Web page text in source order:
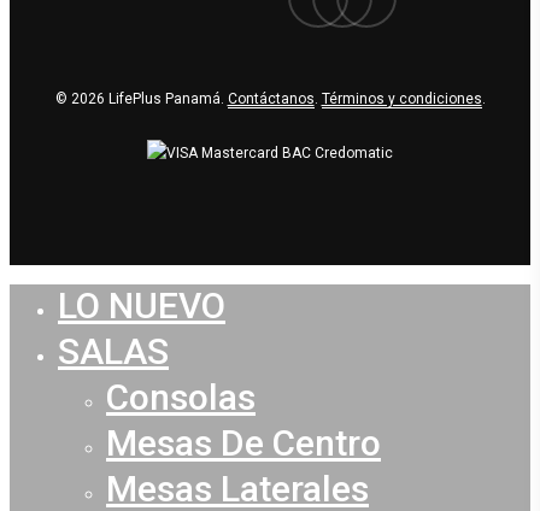
© 2026 LifePlus Panamá. Contáctanos Términos y condiciones
LO NUEVO
SALAS
Consolas
Mesas De Centro
Mesas Laterales